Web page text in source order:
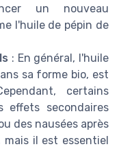
un nouveau
l'huile de pépin de
: En général, l'huile
sa forme bio, est
certains
effets secondaires
des nausées après
mais il est essentiel